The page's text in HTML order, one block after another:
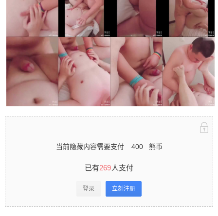
当前隐藏内容需要支付 400 熊币
已有269人支付
登录 立刻注册